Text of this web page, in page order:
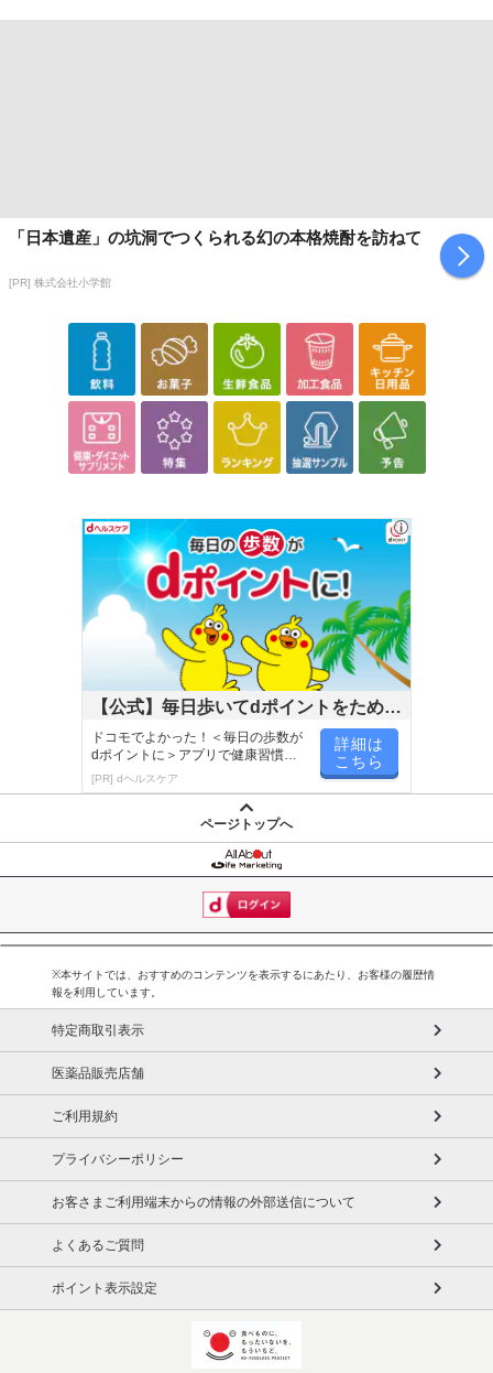
注意事項
にご納得いただきましたうえでお申し込みください。
※パッケージ変更や商品リニューアル(成分など含む)等により、参考
の掲載画像や画像内のバーコードなど、お届け商品と多少異なる場
合がございます。
了により、商品詳細内に記載の原産国・原材料の表記が旧表記の場
合がございます。
あらかじめご了承いただいた上でお申込みください。なお、本理由
によるお申込み後のキャンセル・返品交換は対応いたしかねます。
【お支払いについて】
※お支払い方法は、電話料金合算払い、クレジットカード、dポイン
トの利用となります。
【発送・お届け・商品について】
※お申込み頂きました商品の同梱、お届けの日時指定はいたしかね
※会員様のご都合でお受取りいただけない場合、商品の再発送や返
金はいたしかねます。
また、お届け日時のご指定は、お受けできません。宅配業者からの
不在票にてご対応ください。
※発送予定日は前後する場合がございます。また商品によって発送
※dショッピングサンプル百貨店よりお届けする商品は、ご利用いた
だいた後のご感想をいただくことを目的としており、転売等は固く
転売等、目的以外での利用が確認された場合は、サービス利用を停
止させていただきます。
発送日カレンダー
休業日
■その他共通および商品カテゴリー別注意事項（※必ずご確認くだ
「日本遺産」の坑洞でつくられる幻の本格焼酎を訪ねて
[PR] 株式会社小学館
【公式】毎日歩いてdポイントをためよ
う！
ドコモでよかった！＜毎日の歩数が
dポイントに＞アプリで健康習慣が
楽しく続く！
[PR] dヘルスケア
詳細は
こちら
ページトップへ
※本サイトでは、おすすめのコンテンツを表示するにあたり、お客様の履歴情
報を利用しています。
特定商取引表示
医薬品販売店舗
ご利用規約
プライバシーポリシー
お客さまご利用端末からの情報の外部送信について
よくあるご質問
ポイント表示設定